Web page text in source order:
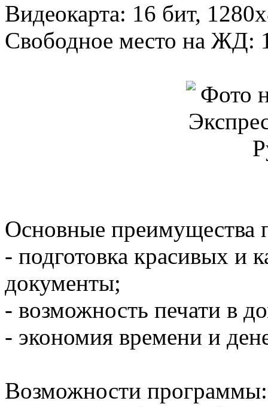
Видеокарта: 16 бит,
Свободное место на ЖД:
Основные преимущества
- подготовка красивых и
документы;
- возможность печати в
- экономия времени и
Возможности программы: